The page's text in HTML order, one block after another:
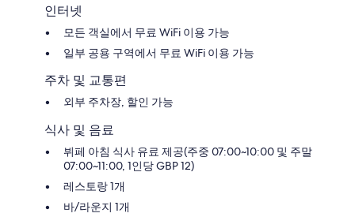
인터넷
모든 객실에서 무료 WiFi 이용 가능
일부 공용 구역에서 무료 WiFi 이용 가능
주차 및 교통편
외부 주차장, 할인 가능
식사 및 음료
뷔페 아침 식사 유료 제공(주중 07:00~10:00 및 주말
07:00~11:00, 1인당 GBP 12)
레스토랑 1개
바/라운지 1개